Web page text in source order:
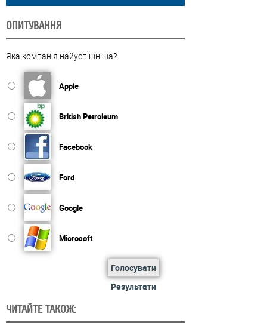
ОПИТУВАННЯ
Яка компанія найуспішніша?
Apple
British Petroleum
Facebook
Ford
Google
Microsoft
Голосувати
Результати
ЧИТАЙТЕ ТАКОЖ: